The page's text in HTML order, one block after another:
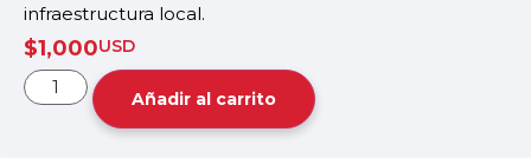
infraestructura local.
$1,000USD
Añadir al carrito